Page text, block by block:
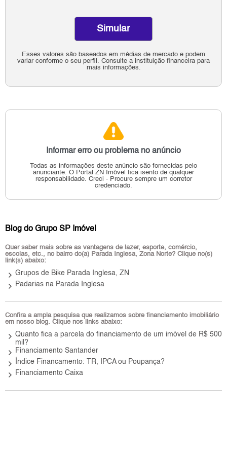
Esses valores são baseados em médias de mercado e podem
variar conforme o seu perfil. Consulte a instituição financeira para
mais informações.
Simular
Informar erro ou problema no anúncio
Todas as informações deste anúncio são fornecidas pelo
anunciante. O Portal ZN Imóvel fica isento de qualquer
responsabilidade. Creci - Procure sempre um corretor
credenciado.
Blog do Grupo SP Imóvel
Quer saber mais sobre as vantagens de lazer, esporte, comércio,
escolas, etc., no bairro do(a) Parada Inglesa, Zona Norte? Clique no(s)
link(s) abaixo:
keyboard_arrow_right Grupos de Bike Parada Inglesa, ZN
keyboard_arrow_right Padarias na Parada Inglesa
Confira a ampla pesquisa que realizamos sobre financiamento imobiliário
em nosso blog. Clique nos links abaixo:
keyboard_arrow_right Quanto fica a parcela do financiamento de um imóvel de R$ 500
mil?
keyboard_arrow_right Financiamento Santander
keyboard_arrow_right Índice Financamento: TR, IPCA ou Poupança?
keyboard_arrow_right Financiamento Caixa